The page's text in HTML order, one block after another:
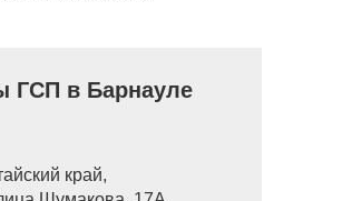
ГСП в Барнауле
край,